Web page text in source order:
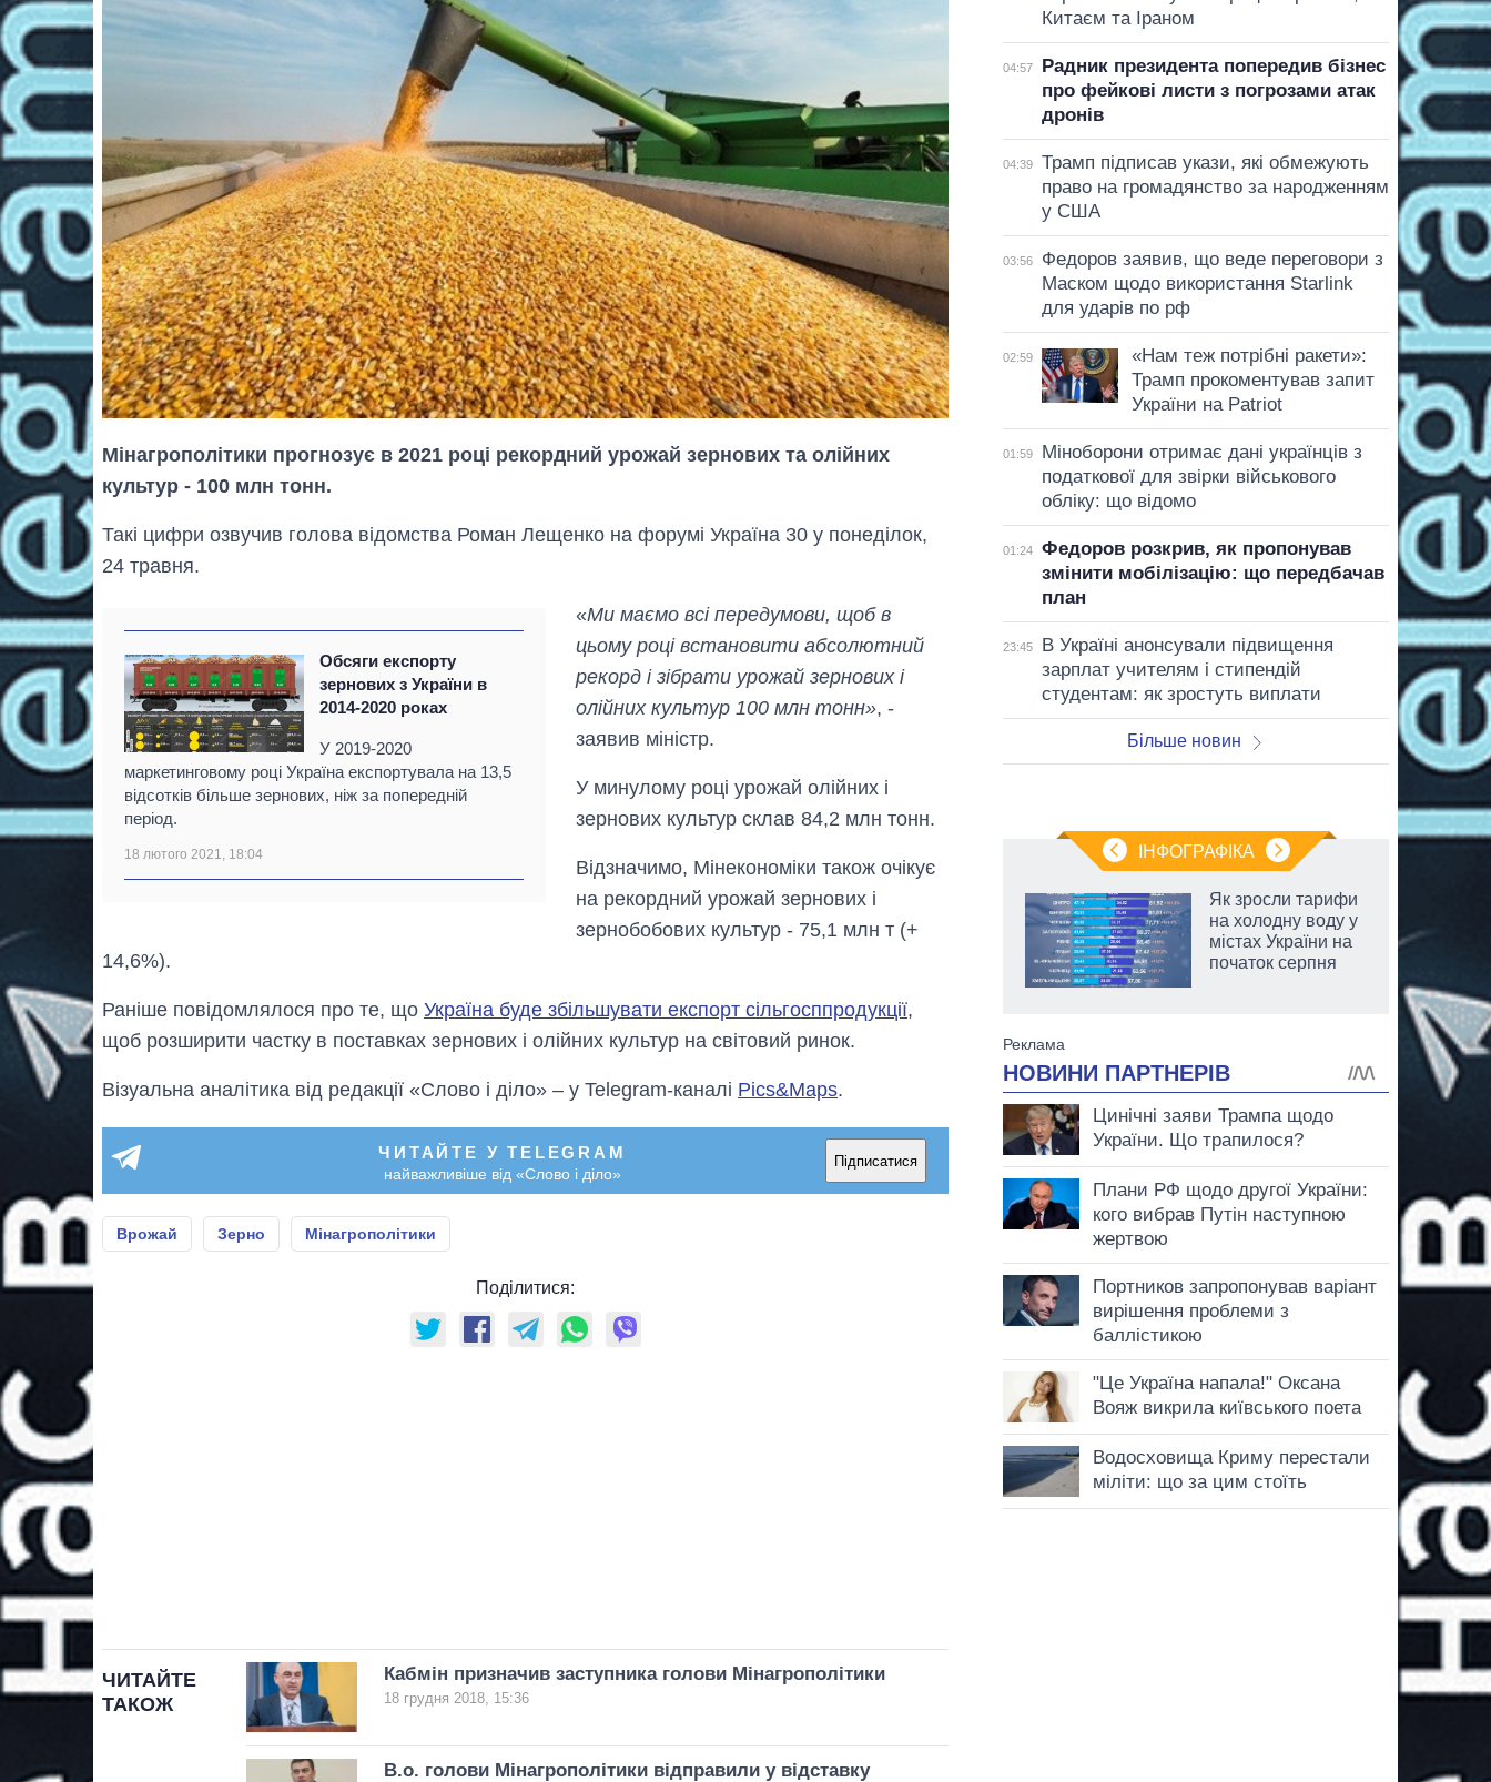
Мінагрополітики прогнозує в 2021 році рекордний урожай зернових та олійних
культур - 100 млн тонн.
Такі цифри озвучив голова відомства Роман Лещенко на форумі Україна 30 у понеділок,
24 травня.
Обсяги експорту
зернових з України в
2014-2020 роках
У 2019-2020
маркетинговому році Україна експортувала на 13,5
відсотків більше зернових, ніж за попередній
період.
18 лютого 2021, 18:04
«Ми маємо всі передумови, щоб в
цьому році встановити абсолютний
рекорд і зібрати урожай зернових і
олійних культур 100 млн тонн», -
заявив міністр.
У минулому році урожай олійних і
зернових культур склав 84,2 млн тонн.
Відзначимо, Мінекономіки також очікує
на рекордний урожай зернових і
зернобобових культур - 75,1 млн т (+
14,6%).
Раніше повідомлялося про те, що Україна буде збільшувати експорт сільгосппродукції,
щоб розширити частку в поставках зернових і олійних культур на світовий ринок.
Візуальна аналітика від редакції «Слово і діло» – у Telegram-каналі Pics&Maps.
ЧИТАЙТЕ У TELEGRAM
найважливіше від «Слово і діло»
Підписатися
Врожай Зерно Мінагрополітики
Поділитися:
ЧИТАЙТЕ
ТАКОЖ
Кабмін призначив заступника голови Мінагрополітики
18 грудня 2018, 15:36
В.о. голови Мінагрополітики відправили у відставку
Китаєм та Іраном
04:57
Радник президента попередив бізнес
про фейкові листи з погрозами атак
дронів
04:39
Трамп підписав укази, які обмежують
право на громадянство за народженням
у США
03:56
Федоров заявив, що веде переговори з
Маском щодо використання Starlink
для ударів по рф
02:59
«Нам теж потрібні ракети»:
Трамп прокоментував запит
України на Patriot
01:59
Міноборони отримає дані українців з
податкової для звірки військового
обліку: що відомо
01:24
Федоров розкрив, як пропонував
змінити мобілізацію: що передбачав
план
23:45
В Україні анонсували підвищення
зарплат учителям і стипендій
студентам: як зростуть виплати
Більше новин
ІНФОГРАФІКА
Як змінився
бюджет
Міністерства
росією
Як зросли тарифи
на холодну воду у
містах України на
початок серпня